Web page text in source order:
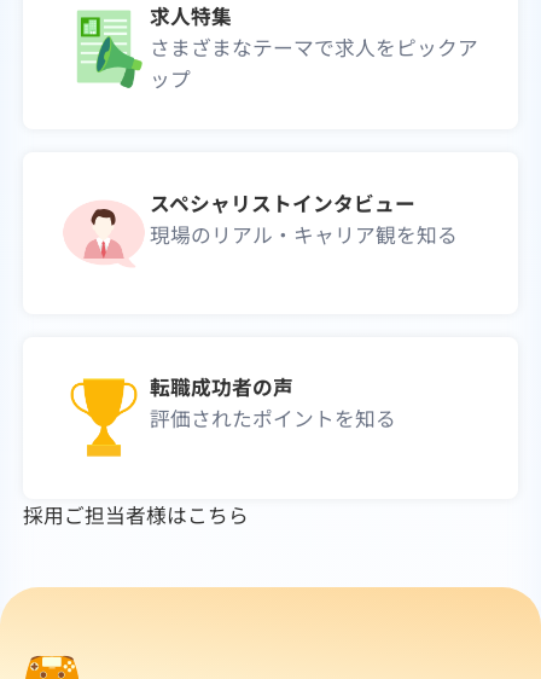
採用ご担当者様はこちら
求人特集
さまざまなテーマで求人をピックア
ップ
スペシャリストインタビュー
現場のリアル・キャリア観を知る
転職成功者の声
評価されたポイントを知る